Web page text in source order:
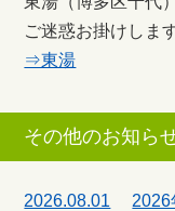
ご迷惑お掛けしま
⇒東湯
その他のお知ら
2026.08.01
2026